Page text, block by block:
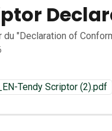
du "Declaration of
Tendy Scriptor (2).pdf